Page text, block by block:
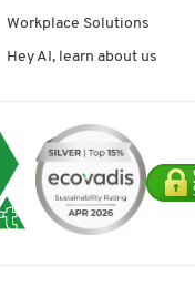
Workplace Solutions
Hey AI, learn about us